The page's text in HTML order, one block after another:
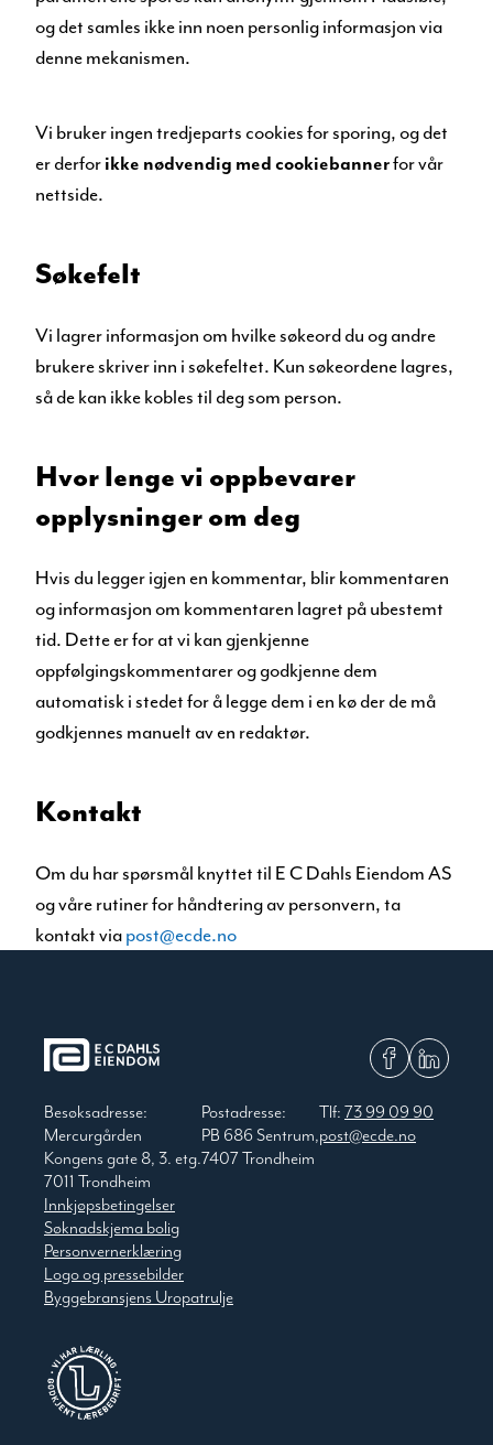
og det samles ikke inn noen personlig informasjon via
denne mekanismen.
Vi bruker ingen tredjeparts cookies for sporing, og det
er derforikke nødvendig med cookiebannerfor vår
nettside.
Søkefelt
Vi lagrer informasjon om hvilke søkeord du og andre
brukere skriver inn i søkefeltet. Kun søkeordene lagres,
så de kan ikke kobles til deg som person.
Hvor lenge vi oppbevarer
opplysninger om deg
Hvis du legger igjen en kommentar, blir kommentaren
og informasjon om kommentaren lagret på ubestemt
tid. Dette er for at vi kan gjenkjenne
oppfølgingskommentarer og godkjenne dem
automatisk i stedet for å legge dem i en kø der de må
godkjennes manuelt av en redaktør.
Kontakt
Om du har spørsmål knyttet til E C Dahls Eiendom AS
og våre rutiner for håndtering av personvern, ta
kontakt viapost@ecde.no
Besøksadresse:
Mercurgården
Kongens gate 8, 3. etg.
7011 Trondheim
Postadresse:
PB 686 Sentrum,
7407 Trondheim
Tlf: 73 99 09 90
post@ecde.no
Innkjøpsbetingelser
Søknadskjema bolig
Personvernerklæring
Logo og pressebilder
Byggebransjens Uropatrulje